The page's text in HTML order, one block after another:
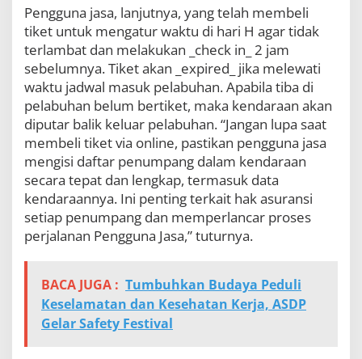
Pengguna jasa, lanjutnya, yang telah membeli
tiket untuk mengatur waktu di hari H agar tidak
terlambat dan melakukan _check in_ 2 jam
sebelumnya. Tiket akan _expired_ jika melewati
waktu jadwal masuk pelabuhan. Apabila tiba di
pelabuhan belum bertiket, maka kendaraan akan
diputar balik keluar pelabuhan. “Jangan lupa saat
membeli tiket via online, pastikan pengguna jasa
mengisi daftar penumpang dalam kendaraan
secara tepat dan lengkap, termasuk data
kendaraannya. Ini penting terkait hak asuransi
setiap penumpang dan memperlancar proses
perjalanan Pengguna Jasa,” tuturnya.
BACA JUGA : Tumbuhkan Budaya Peduli
Keselamatan dan Kesehatan Kerja, ASDP
Gelar Safety Festival